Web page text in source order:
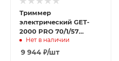
Триммер
электрический GET-
2000 PRO 70/1/57
HUTER
Нет в наличии
9 944₽/шт